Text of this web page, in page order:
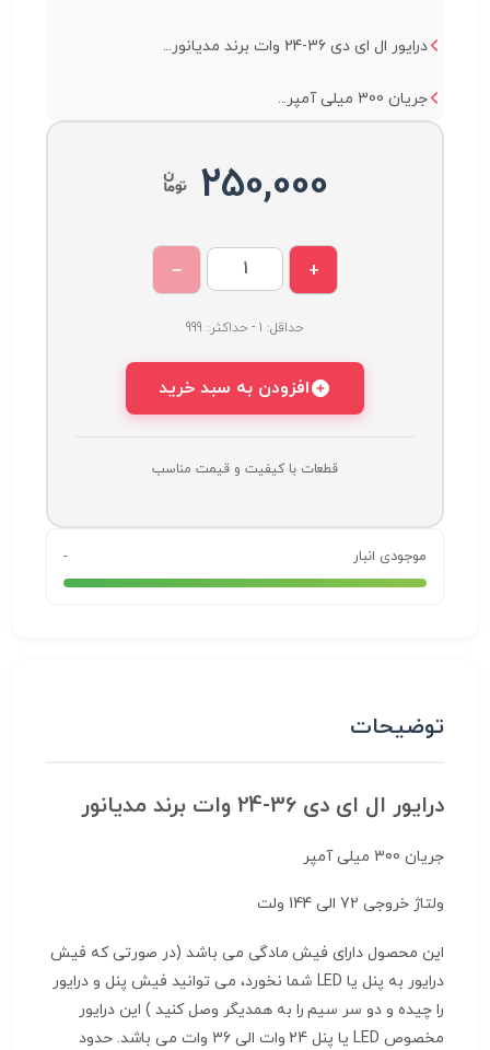
درایور ال ای دی 36-24 وات برند مدیانور...
جریان 300 میلی آمپر...
250,000
+
−
حداقل: 1 - حداکثر: 999
افزودن به سبد خرید
قطعات با کیفیت و قیمت مناسب
موجودی انبار -
توضیحات
درایور ال ای دی 36-24 وات برند مدیانور
جریان 300 میلی آمپر
ولتاژ خروجی 72 الی 144 ولت
این محصول دارای فیش مادگی می باشد (در صورتی که فیش
درایور به پنل یا LED شما نخورد، می توانید فیش پنل و درایور
را چیده و دو سر سیم را به همدیگر وصل کنید ) این درایور
مخصوص LED یا پنل 24 وات الی 36 وات می باشد. حدود